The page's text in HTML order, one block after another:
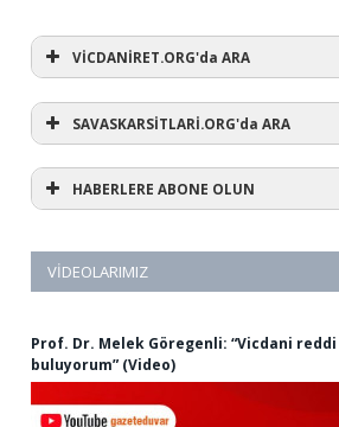
VİCDANİRET.ORG'da ARA
SAVASKARSİTLARİ.ORG'da ARA
HABERLERE ABONE OLUN
VIDEOLARIMIZ
Prof. Dr. Melek Göregenli: “Vicdani
buluyorum” (Video)